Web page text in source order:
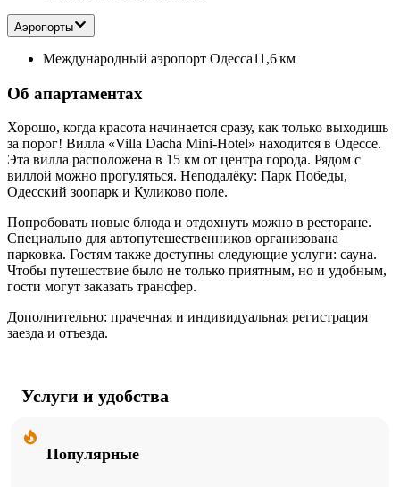
Аэропорты
Международный аэропорт Одесса11,6 км
Об апартаментах
Хорошо, когда красота начинается сразу, как только выходишь
за порог! Вилла «Villa Dacha Mini-Hotel» находится в Одессе.
Эта вилла расположена в 15 км от центра города. Рядом с
виллой можно прогуляться. Неподалёку: Парк Победы,
Одесский зоопарк и Куликово поле.
Попробовать новые блюда и отдохнуть можно в ресторане.
Специально для автопутешественников организована
парковка. Гостям также доступны следующие услуги: сауна.
Чтобы путешествие было не только приятным, но и удобным,
гости могут заказать трансфер.
Дополнительно: прачечная и индивидуальная регистрация
заезда и отъезда.
Услуги и удобства
Популярные